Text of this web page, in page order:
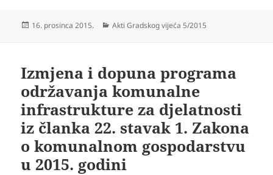
Objavljeno
16. prosinca 2015. Kategorije
Akti Gradskog vijeća 5/2015
Izmjena i dopuna programa
održavanja komunalne
infrastrukture za djelatnosti
iz članka 22. stavak 1. Zakona
o komunalnom gospodarstvu
u 2015. godini